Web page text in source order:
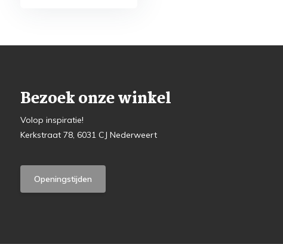
Bezoek onze winkel
Volop inspiratie!
Kerkstraat 78, 6031 CJ Nederweert
Openingstijden